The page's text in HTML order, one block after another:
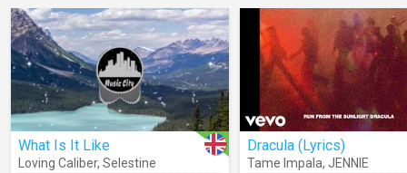
What Is It Like
Loving Caliber, Selestine
Dracula (Lyrics)
Tame Impala, JENNIE